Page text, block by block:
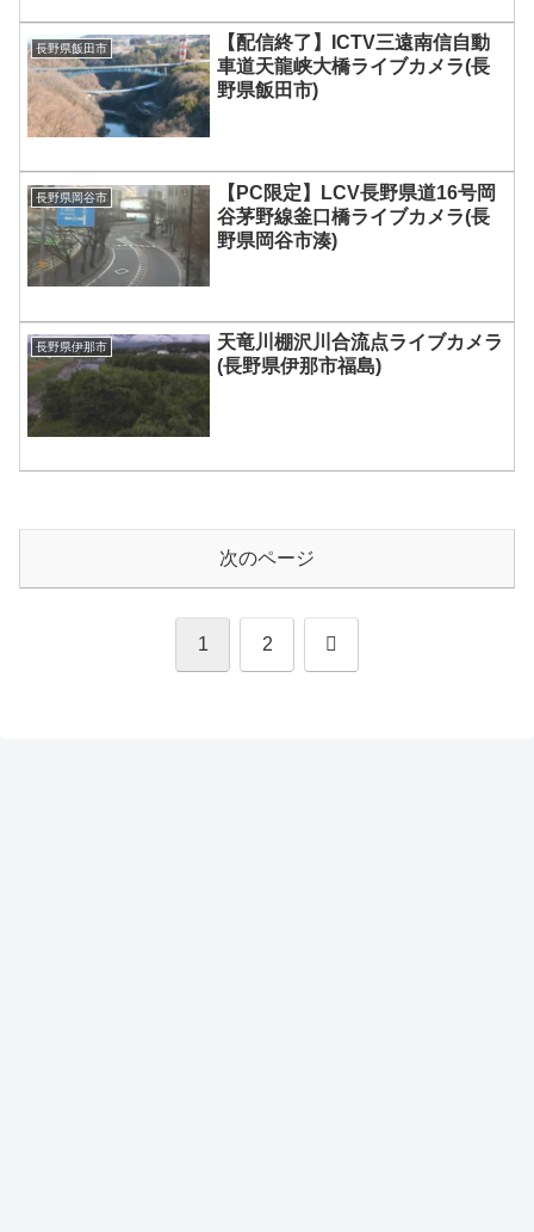
長野県飯田市
【配信終了】ICTV三遠南信自動
車道天龍峡大橋ライブカメラ(長
野県飯田市)
長野県岡谷市
【PC限定】LCV長野県道16号岡
谷茅野線釜口橋ライブカメラ(長
野県岡谷市湊)
長野県伊那市
天竜川棚沢川合流点ライブカメラ
(長野県伊那市福島)
次のページ
1 2 次